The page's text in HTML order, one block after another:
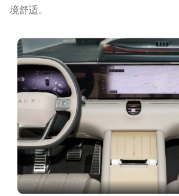
境舒适。